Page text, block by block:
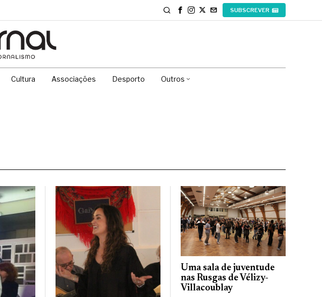
SUBSCREVER
Cultura Associações Desporto Outros
Uma sala de juventude
nas Rusgas de Vélizy-
Villacoublay